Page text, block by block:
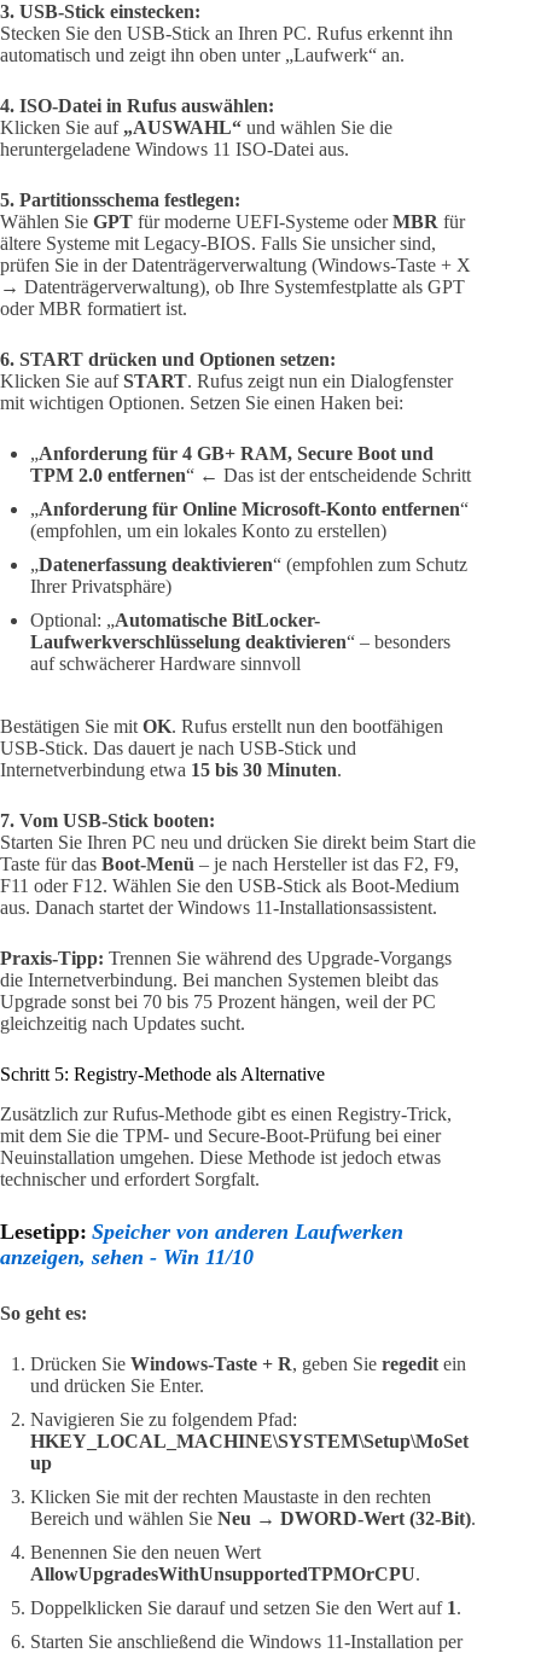
3. USB-Stick einstecken:
Stecken Sie den USB-Stick an Ihren PC. Rufus erkennt ihn
automatisch und zeigt ihn oben unter „Laufwerk“ an.
4. ISO-Datei in Rufus auswählen:
Klicken Sie auf „AUSWAHL“ und wählen Sie die
heruntergeladene Windows 11 ISO-Datei aus.
5. Partitionsschema festlegen:
Wählen Sie GPT für moderne UEFI-Systeme oderMBR für
ältere Systeme mit Legacy-BIOS. Falls Sie unsicher sind,
prüfen Sie in der Datenträgerverwaltung (Windows-Taste + X
→ Datenträgerverwaltung), ob Ihre Systemfestplatte als GPT
oder MBR formatiert ist.
6. START drücken und Optionen setzen:
Klicken Sie aufSTART. Rufus zeigt nun ein Dialogfenster
mit wichtigen Optionen. Setzen Sie einen Haken bei:
„Anforderung für 4 GB+ RAM, Secure Boot und
TPM 2.0 entfernen“ ← Das ist der entscheidende Schritt
„Anforderung für Online Microsoft-Konto entfernen“
(empfohlen, um ein lokales Konto zu erstellen)
„Datenerfassung deaktivieren“ (empfohlen zum Schutz
Ihrer Privatsphäre)
Optional: „Automatische BitLocker-
Laufwerkverschlüsselung deaktivieren“ – besonders
auf schwächerer Hardware sinnvoll
Bestätigen Sie mit OK. Rufus erstellt nun den bootfähigen
USB-Stick. Das dauert je nach USB-Stick und
Internetverbindung etwa 15 bis 30 Minuten.
7. Vom USB-Stick booten:
Starten Sie Ihren PC neu und drücken Sie direkt beim Start die
Taste für das Boot-Menü – je nach Hersteller ist das F2, F9,
F11 oder F12. Wählen Sie den USB-Stick als Boot-Medium
aus. Danach startet der Windows 11-Installationsassistent.
Praxis-Tipp: Trennen Sie während des Upgrade-Vorgangs
die Internetverbindung. Bei manchen Systemen bleibt das
Upgrade sonst bei 70 bis 75 Prozent hängen, weil der PC
gleichzeitig nach Updates sucht.
Schritt 5: Registry-Methode als Alternative
Zusätzlich zur Rufus-Methode gibt es einen Registry-Trick,
mit dem Sie die TPM- und Secure-Boot-Prüfung bei einer
Neuinstallation umgehen. Diese Methode ist jedoch etwas
technischer und erfordert Sorgfalt.
Lesetipp: Speicher von anderen Laufwerken
anzeigen, sehen - Win 11/10
So geht es:
Drücken Sie Windows-Taste + R, geben Sie regedit ein
und drücken Sie Enter.
Navigieren Sie zu folgendem Pfad:
HKEY_LOCAL_MACHINE\SYSTEM\Setup\MoSet
up
Klicken Sie mit der rechten Maustaste in den rechten
Bereich und wählen Sie Neu → DWORD-Wert (32-Bit).
Benennen Sie den neuen Wert
AllowUpgradesWithUnsupportedTPMOrCPU.
Doppelklicken Sie darauf und setzen Sie den Wert auf 1.
Starten Sie anschließend die Windows 11-Installation per